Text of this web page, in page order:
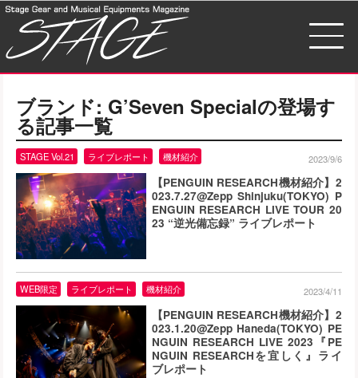
ブランド: G’Seven Specialの登場す
る記事一覧
【PENGUIN RESEARCH機材紹介】2
023.7.27@Zepp Shinjuku(TOKYO) P
ENGUIN RESEARCH LIVE TOUR 20
23 “逆光備忘録” ライブレポート
STAGE Vol.21 ライブレポート 機材紹介 2023/9/6
【PENGUIN RESEARCH機材紹介】2
023.1.20@Zepp Haneda(TOKYO) PE
NGUIN RESEARCH LIVE 2023『PE
NGUIN RESEARCHを宜しく』ライ
ブレポート
WEB限定 ライブレポート 機材紹介 2023/4/11